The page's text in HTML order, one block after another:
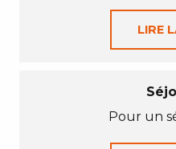
LIRE
Pour un